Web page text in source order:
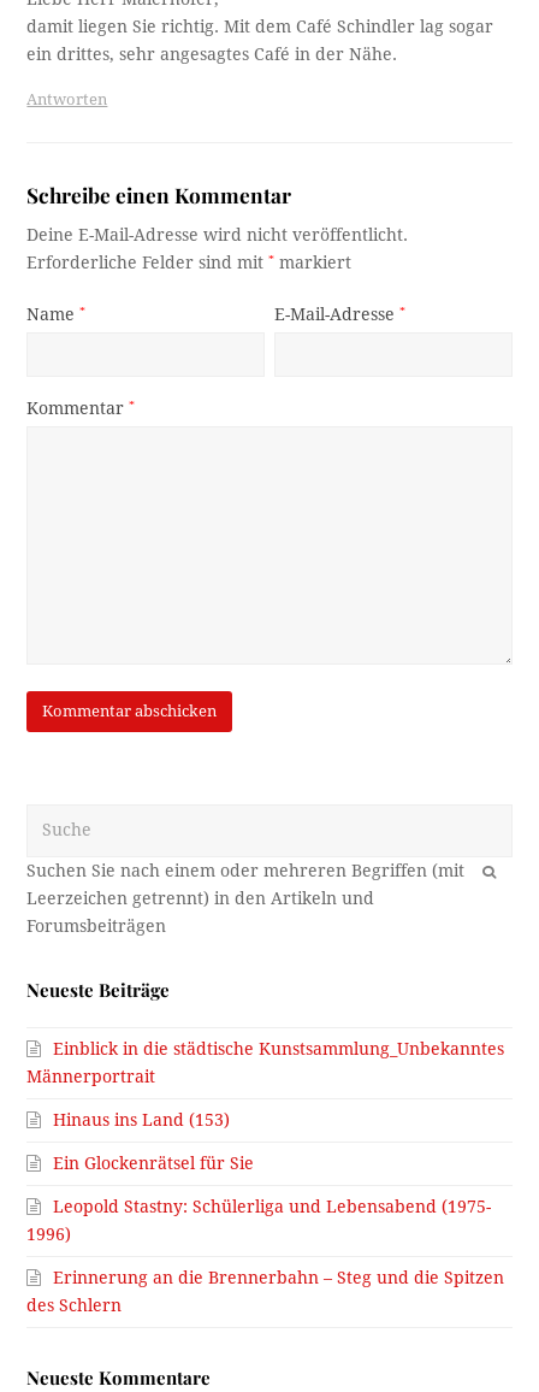
damit liegen Sie richtig. Mit dem Café Schindler lag sogar
ein drittes, sehr angesagtes Café in der Nähe.
Antworten
Schreibe einen Kommentar
Deine E-Mail-Adresse wird nicht veröffentlicht.
Erforderliche Felder sind mit* markiert
Name* E-Mail-Adresse*
Kommentar*
OK
Neueste Beiträge
Einblick in die städtische Kunstsammlung_Unbekanntes
Männerportrait
Hinaus ins Land (153)
Ein Glockenrätsel für Sie
Leopold Stastny: Schülerliga und Lebensabend (1975-
1996)
Erinnerung an die Brennerbahn – Steg und die Spitzen
des Schlern
Neueste Kommentare